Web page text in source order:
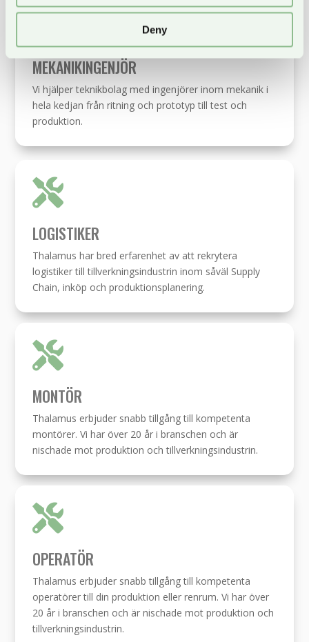
Deny
MEKANIKINGENJÖR
Vi hjälper teknikbolag med ingenjörer inom mekanik i
hela kedjan från ritning och prototyp till test och
produktion.

LOGISTIKER
Thalamus har bred erfarenhet av att rekrytera
logistiker till tillverkningsindustrin inom såväl Supply
Chain, inköp och produktionsplanering.

MONTÖR
Thalamus erbjuder snabb tillgång till kompetenta
montörer. Vi har över 20 år i branschen och är
nischade mot produktion och tillverkningsindustrin.

OPERATÖR
Thalamus erbjuder snabb tillgång till kompetenta
operatörer till din produktion eller renrum. Vi har över
20 år i branschen och är nischade mot produktion och
tillverkningsindustrin.